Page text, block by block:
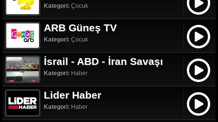
Kategori: Çocuk
ARB Güneş TV
Kategori: Çocuk
İsrail - ABD - İran Savaşı
Kategori: Haber
Lider Haber
Kategori: Haber